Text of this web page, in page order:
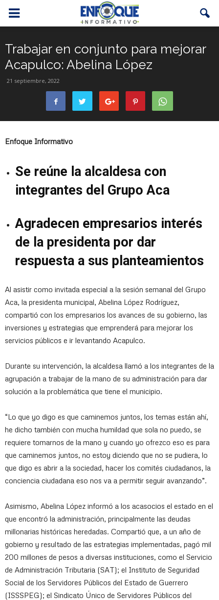
Trabajar en conjunto para mejorar
Acapulco: Abelina López
21 septiembre, 2022
Enfoque Informativo
Se reúne la alcaldesa con
integrantes del Grupo Aca
Agradecen empresarios interés
de la presidenta por dar
respuesta a sus planteamientos
Al asistir como invitada especial a la sesión semanal del Grupo
Aca, la presidenta municipal, Abelina López Rodríguez,
compartió con los empresarios los avances de su gobierno, las
inversiones y estrategias que emprenderá para mejorar los
servicios públicos e ir levantando Acapulco.
Durante su intervención, la alcaldesa llamó a los integrantes de la
agrupación a trabajar de la mano de su administración para dar
solución a la problemática que tiene el municipio.
“Lo que yo digo es que caminemos juntos, los temas están ahí,
he dicho también con mucha humildad que sola no puedo, se
requiere tomarnos de la mano y cuando yo ofrezco eso es para
que caminemos juntos, no estoy diciendo que no se pudiera, lo
que digo es abrir a la sociedad, hacer los comités ciudadanos, la
conciencia ciudadana eso nos va a permitir seguir avanzando”.
Asimismo, Abelina López informó a los acasocios el estado en el
que encontró la administración, principalmente las deudas
millonarias históricas heredadas. Compartió que, a un año de
gobierno y resultado de las estrategias implementadas, pagó mil
200 millones de pesos a diversas instituciones, como el Servicio
de Administración Tributaria (SAT); el Instituto de Seguridad
Social de los Servidores Públicos del Estado de Guerrero
(ISSSPEG); el Sindicato Único de Servidores Públicos del